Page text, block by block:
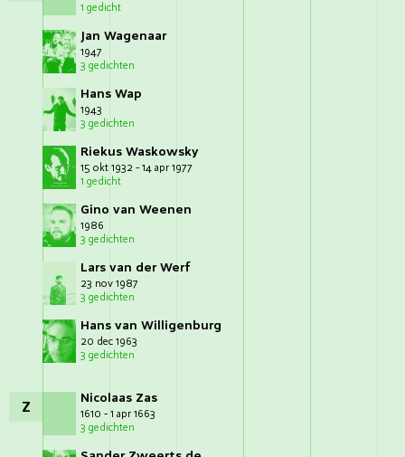
1 gedicht
Jan Wagenaar
1947
3 gedichten
Hans Wap
1943
3 gedichten
Riekus Waskowsky
15 okt 1932 - 14 apr 1977
1 gedicht
Gino van Weenen
1986
3 gedichten
Lars van der Werf
23 nov 1987
3 gedichten
Hans van Willigenburg
20 dec 1963
3 gedichten
Z Nicolaas Zas
1610 - 1 apr 1663
3 gedichten